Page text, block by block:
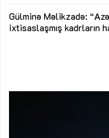
Gülminə Məlikzadə:
ixtisaslaşmış kadrların